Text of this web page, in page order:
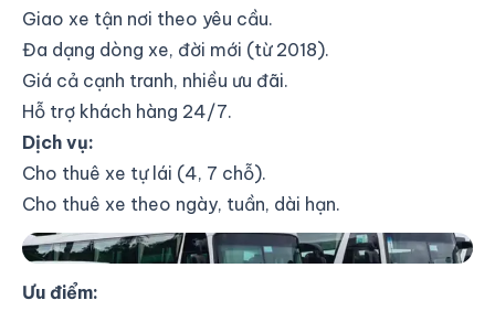
Giao xe tận nơi theo yêu cầu.
Đa dạng dòng xe, đời mới (từ 2018).
Giá cả cạnh tranh, nhiều ưu đãi.
Hỗ trợ khách hàng 24/7.
Dịch vụ:
Cho thuê xe tự lái (4, 7 chỗ).
Cho thuê xe theo ngày, tuần, dài hạn.
Thanh Hùng Tourist
Ưu điểm: